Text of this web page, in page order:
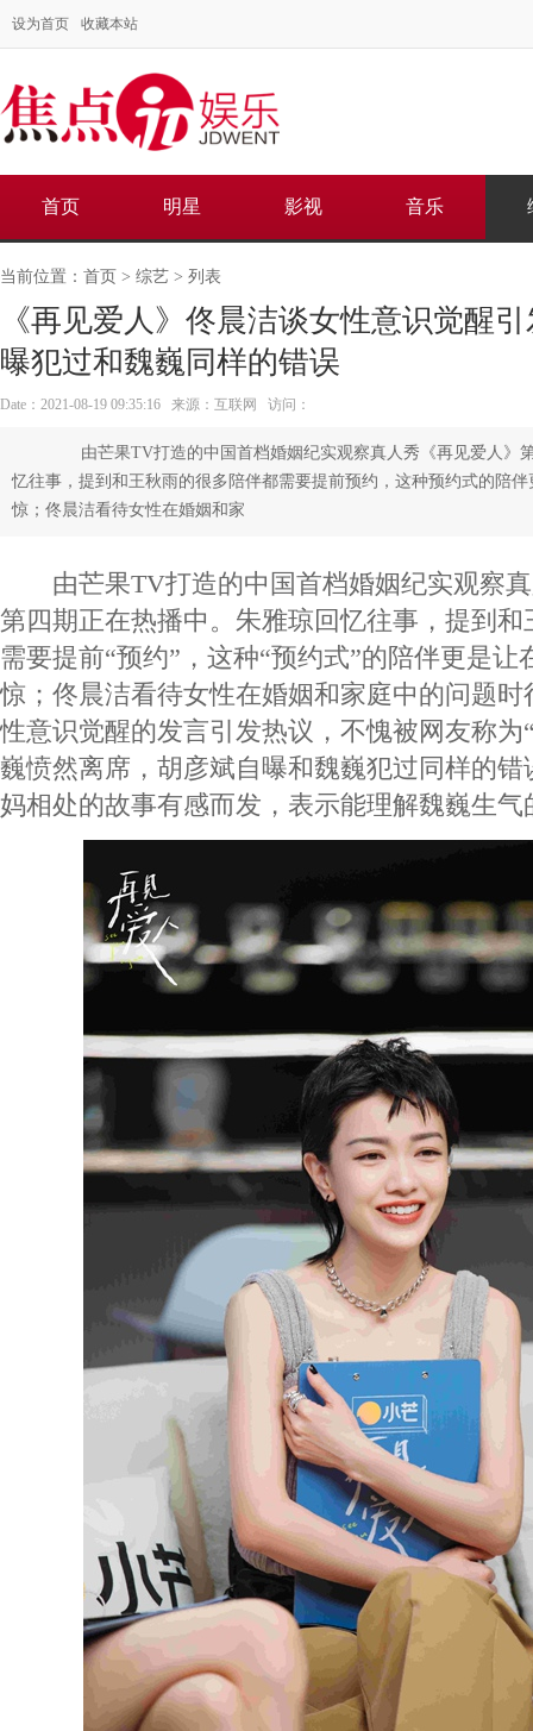
设为首页 收藏本站
首页 明星 影视 音乐
当前位置： 首页 > 综艺 > 列表
《再见爱人》佟晨洁谈女性意识觉醒
曝犯过和魏巍同样的错误
Date：2021-08-19 09:35:16 来源：互联网 访问：
由芒果TV打造的中国首档婚姻纪实观察真人秀《再见爱人》
忆往事，提到和王秋雨的很多陪伴都需要提前预约，这种预约式的陪
惊；佟晨洁看待女性在婚姻和家
由芒果TV打造的中国首档婚姻纪实观察真
第四期正在热播中。朱雅琼回忆往事，提到
需要提前“预约”，这种“预约式”的陪伴更是让
惊；佟晨洁看待女性在婚姻和家庭中的问题
性意识觉醒的发言引发热议，不愧被网友称为
巍愤然离席，胡彦斌自曝和魏巍犯过同样的
妈相处的故事有感而发，表示能理解魏巍生气